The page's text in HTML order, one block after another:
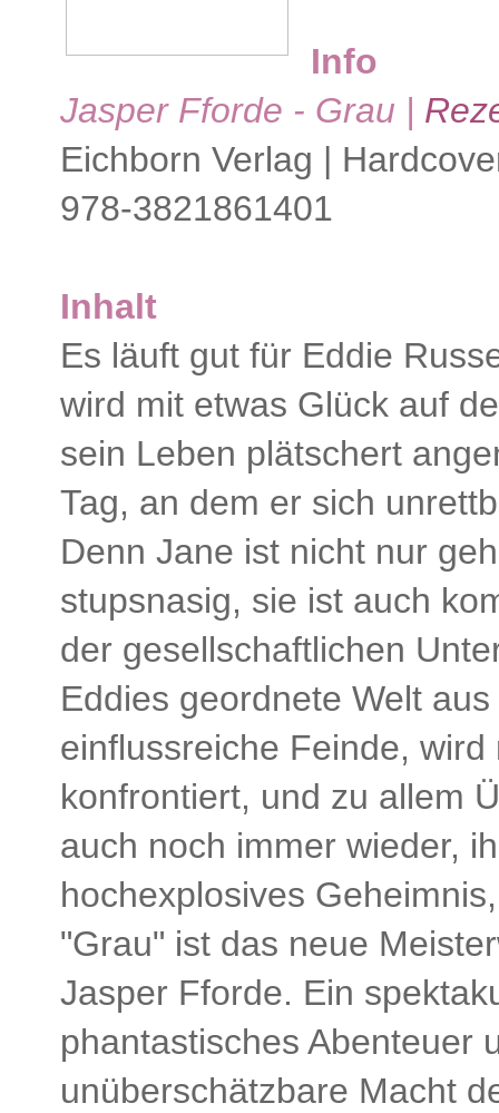
Info
Jasper Fforde - Grau |
Eichborn Verlag |
978-3821861401
Inhalt
Es läuft gut für Eddie
wird mit etwas Glück auf
sein Leben plätschert
Tag, an dem er sich
Denn Jane ist nicht nur
stupsnasig, sie ist auch
der gesellschaftlichen
Eddies geordnete Welt
einflussreiche Feinde,
konfrontiert, und zu allem
auch noch immer wieder,
hochexplosives
"Grau" ist das neue
Jasper Fforde. Ein
phantastisches Abenteuer
unüberschätzbare Macht